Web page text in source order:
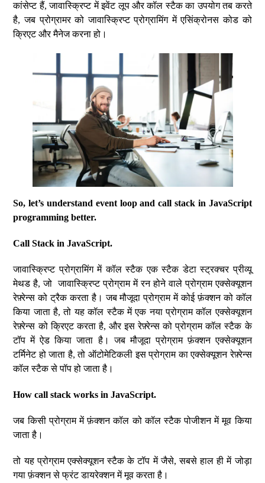
कांसेप्ट हैं, जावास्क्रिप्ट में इवेंट लूप और कॉल स्टैक का उपयोग तब करते
है, जब प्रोग्रामर को जावास्क्रिप्ट प्रोग्रामिंग में एसिंक्रोनस कोड को
क्रिएट और मैनेज करना हो।
So, let’s understand event loop and call stack in JavaScript
programming better.
Call Stack in JavaScript.
जावास्क्रिप्ट प्रोग्रामिंग में कॉल स्टैक एक स्टैक डेटा स्ट्रक्चर प्रीव्यू
मेथड है, जो जावास्क्रिप्ट प्रोग्राम में रन होने वाले प्रोग्राम एक्सेक्यूशन
रेफ़्रेन्स को ट्रैक करता है। जब मौजूदा प्रोग्राम में कोई फ़ंक्शन को कॉल
किया जाता है, तो यह कॉल स्टैक में एक नया प्रोग्राम कॉल एक्सेक्यूशन
रेफ़्रेन्स को क्रिएट करता है, और इस रेफ़्रेन्स को प्रोग्राम कॉल स्टैक के
टॉप में ऐड किया जाता है। जब मौजूदा प्रोग्राम फ़ंक्शन एक्सेक्यूशन
टर्मिनेट हो जाता है, तो ऑटोमेटिकली इस प्रोग्राम का एक्सेक्यूशन रेफ़्रेन्स
कॉल स्टैक से पॉप हो जाता है।
How call stack works in JavaScript.
जब किसी प्रोग्राम में फ़ंक्शन कॉल को कॉल स्टैक पोजीशन में मूव किया
जाता है।
तो यह प्रोग्राम एक्सेक्यूशन स्टैक के टॉप में जैसे, सबसे हाल ही में जोड़ा
गया फ़ंक्शन से फ्रंट डायरेक्शन में मूव करता है।